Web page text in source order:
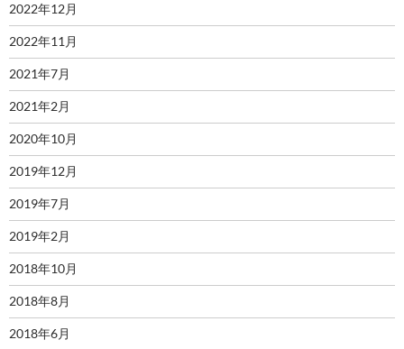
2022年12月
2022年11月
2021年7月
2021年2月
2020年10月
2019年12月
2019年7月
2019年2月
2018年10月
2018年8月
2018年6月